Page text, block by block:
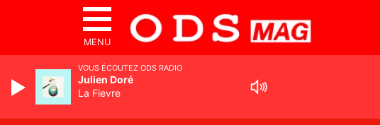
MENU
VOUS ÉCOUTEZ ODS RADIO
Julien Doré
La Fievre